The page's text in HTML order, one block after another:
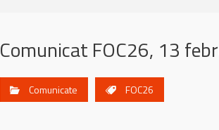
Comunicat FOC26, 13
Comunicate FOC26